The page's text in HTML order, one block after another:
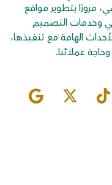
مرورًا بتطوير مواقع
وخدمات التصميم
الهامة مع تنفيذها،
عملائنا.